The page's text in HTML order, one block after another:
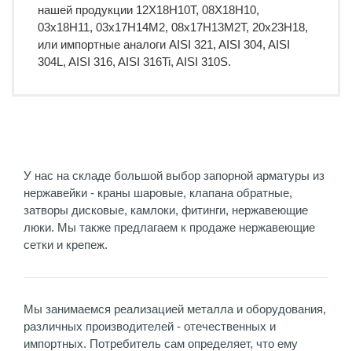
нашей продукции 12Х18Н10Т, 08Х18Н10,
03x18H11, 03x17H14M2, 08x17H13M2T, 20x23H18,
или импортные аналоги AISI 321, AISI 304, AISI
304L, AISI 316, AISI 316Ti, AISI 310S.
У нас на складе большой выбор запорной арматуры из
нержавейки - краны шаровые, клапана обратные,
затворы дисковые, камлоки, фитинги, нержавеющие
люки. Мы также предлагаем к продаже нержавеющие
сетки и крепеж.
Мы занимаемся реализацией металла и оборудования,
различных производителей - отечественных и
импортных. Потребитель сам определяет, что ему